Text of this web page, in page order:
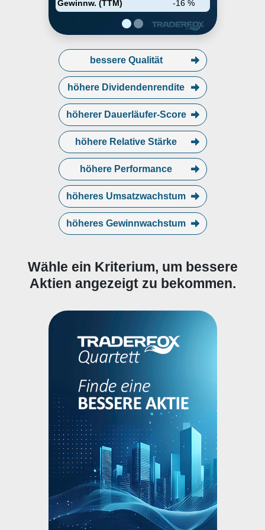
Gewinnw. (TTM)
-16 %
bessere Qualität
höhere Dividendenrendite
höherer Dauerläufer-Score
höhere Relative Stärke
höhere Performance
höheres Umsatzwachstum
höheres Gewinnwachstum
Wähle ein Kriterium, um bessere
Aktien angezeigt zu bekommen.